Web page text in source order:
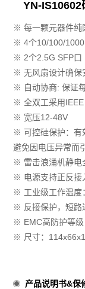
YN-IS10602
※ 每一颗元器件纯
※ 4个10/100/
※ 2个2.5G
※ 无风扇设计确保
※ 自动协商: 保证
※ 全双工采用
※ 宽压12-48V
※ 可控硅保护：有
避免因电压异常而
※ 雷击浪涌机静电
※ 电源支持正反接
※ 工业级工作温
※ 反接保护，短路
※ EMC⾼防护等
※ 尺寸：
产品说明书&保